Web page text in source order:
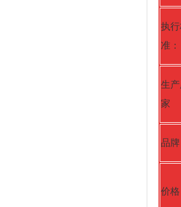
执
准：
生
家
品牌
价格